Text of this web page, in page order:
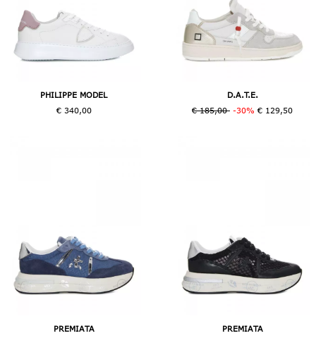
PHILIPPE MODEL
€ 340,00
D.A.T.E.
€ 185,00 -30% € 129,50
PREMIATA
PREMIATA